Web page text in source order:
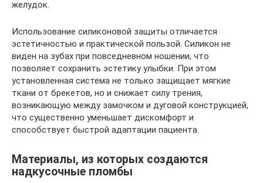
желудок.
Использование силиконовой защиты отличается
эстетичностью и практической пользой. Силикон не
виден на зубах при повседневном ношении, что
позволяет сохранить эстетику улыбки. При этом
установленная система не только защищает мягкие
ткани от брекетов, но и снижает силу трения,
возникающую между замочком и дуговой конструкцией,
что существенно уменьшает дискомфорт и
способствует быстрой адаптации пациента.
Материалы, из которых создаются
надкусочные пломбы